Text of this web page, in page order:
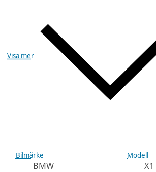
Visa mer
Bilmärke
BMW
Modell
X1